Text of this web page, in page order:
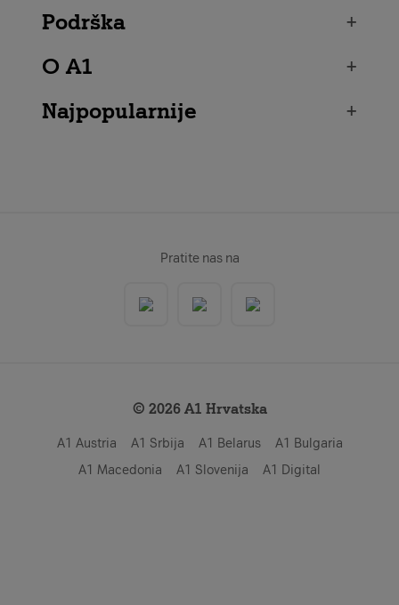
Podrška
+
O A1
+
Najpopularnije
+
Pratite nas na
© 2026 A1 Hrvatska
A1 Austria A1 Srbija A1 Belarus
A1 Bulgaria
A1 Macedonia
A1 Slovenija A1 Digital